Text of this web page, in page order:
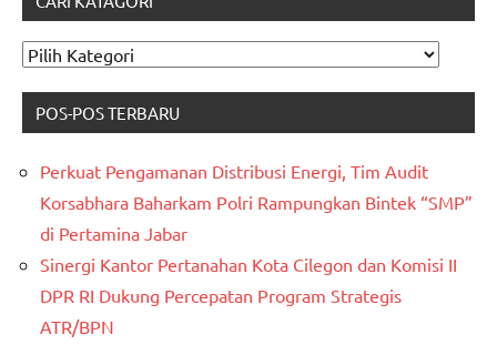
CARI
POS-POS TERBARU
Perkuat Pengamanan Distribusi Energi, Tim Audit
Korsabhara Baharkam Polri Rampungkan Bintek “SMP”
di Pertamina Jabar
Sinergi Kantor Pertanahan Kota Cilegon dan Komisi II
DPR RI Dukung Percepatan Program Strategis
ATR/BPN